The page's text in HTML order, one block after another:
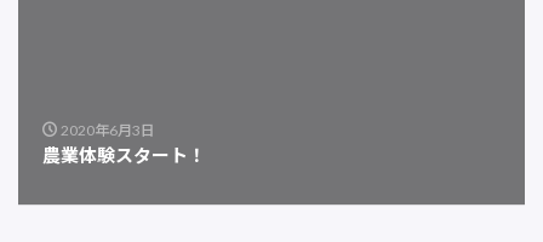
2020年6月3日
農業体験スタート！